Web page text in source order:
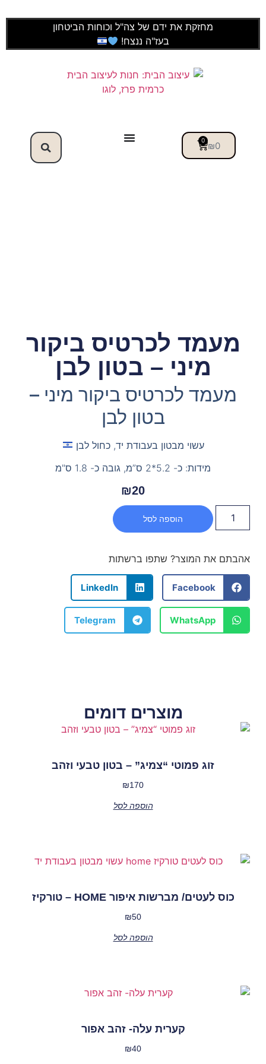
מחזקת את ידם של צה"ל וכוחות הביטחון
בעז"ה ננצח!
₪0
0
מעמד לכרטיס ביקור
מיני – בטון לבן
מעמד לכרטיס ביקור מיני –
בטון לבן
עשוי מבטון בעבודת יד, כחול לבן
מידות: כ- 5.2*2 ס”מ, גובה כ- 1.8 ס"מ
₪20
הוספה לסל
אהבתם את המוצר? שתפו ברשתות
Facebook
LinkedIn
WhatsApp
Telegram
מוצרים דומים
זוג פמוטי “צמיג” – בטון טבעי וזהב
₪170
הוספה לסל
כוס לעטים/ מברשות איפור HOME – טורקיז
₪50
הוספה לסל
קערית עלה- זהב אפור
₪40